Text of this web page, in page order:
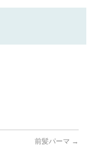
前髪パーマ →